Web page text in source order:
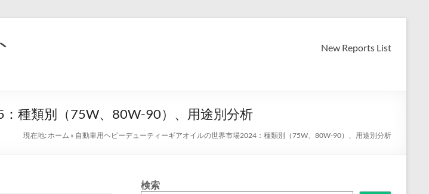
New Reports List
種類別（75W、80W-90）、用途別分析
現在地: ホーム » 自動車用ヘビーデューティーギアオイルの世界市場2024：種類別（75W、80W-90）、用途別分析
検索